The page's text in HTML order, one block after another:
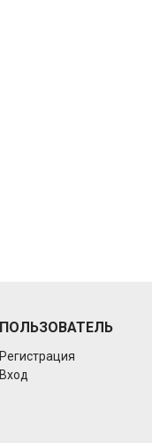
ПОЛЬЗОВАТЕЛЬ
Регистрация
Вход